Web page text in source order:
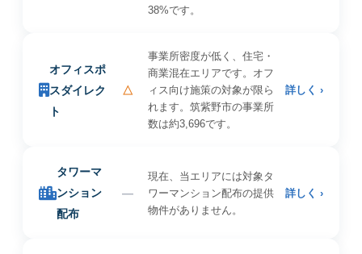
38%です。
オフィスポ
スダイレク
ト
△
事業所密度が低く、住宅・
商業混在エリアです。オフ
ィス向け施策の対象が限ら
れます。筑紫野市の事業所
数は約3,696です。
詳しく ›
タワーマ
ンション
配布
—
現在、当エリアには対象タ
ワーマンション配布の提供
物件がありません。
詳しく ›